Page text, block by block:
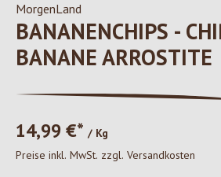
MorgenLand
BANANENCHIPS -
BANANE ARROSTITE
14,99 €* / Kg
Preise inkl. MwSt. zzgl. Versandkosten